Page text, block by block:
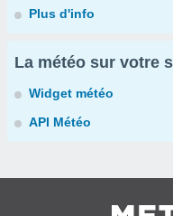
Plus d'info
La météo sur votre
Widget météo
API Météo